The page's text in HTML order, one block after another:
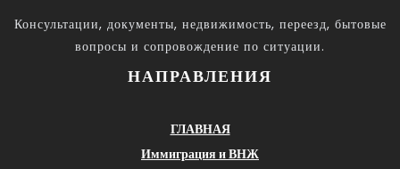
Консультации, документы, недвижимость, переезд, бытовые
вопросы и сопровождение по ситуации.
НАПРАВЛЕНИЯ
ГЛАВНАЯ
Иммиграция и ВНЖ